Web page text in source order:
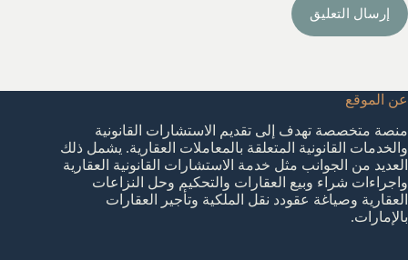
إرسال التعليق
عن الموقع
منصة متخصصة تهدف إلى تقديم الاستشارات القانونية
والخدمات القانونية المتعلقة بالمعاملات العقارية. يشمل ذلك
العديد من الجوانب مثل خدمة الاستشارات القانونية العقارية
واجراءات شراء وبيع العقارات والتحكيم وحل النزاعات
العقارية وصياغة عقودد نقل الملكية وتأجير العقارات
بالإمارات.